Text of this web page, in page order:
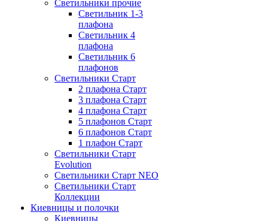
Светильники прочие
Светильник 1-3
плафона
Светильник 4
плафона
Светильник 6
плафонов
Светильники Старт
2 плафона Старт
3 плафона Старт
4 плафона Старт
5 плафонов Старт
6 плафонов Старт
1 плафон Старт
Светильники Старт
Evolution
Светильники Старт NEO
Светильники Старт
Коллекции
Киевницы и полочки
Киевницы